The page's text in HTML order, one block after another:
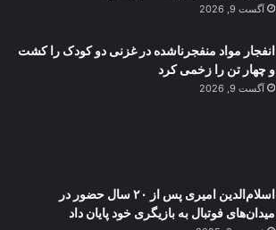
آگست 9, 2026
انفجار مواد منفجرناشده در غزنی دو کودک را کشت
و چهار تن را زخمی کرد
آگست 9, 2026
اسلام‌الدین امیری پس از ۲۰ سال حضور در
میدان‌های فوتبال به بازیگری خود پایان داد